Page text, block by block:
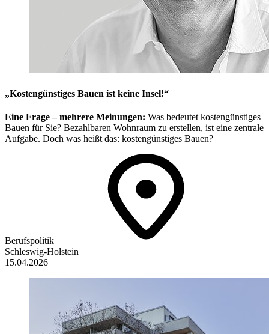
„Kostengünstiges Bauen ist keine Insel!“
Eine Frage – mehrere Meinungen: Was bedeutet kostengünstiges
Bauen für Sie? Bezahlbaren Wohnraum zu erstellen, ist eine zentrale
Aufgabe. Doch was heißt das: kostengünstiges Bauen?
Berufspolitik
Schleswig-Holstein
15.04.2026